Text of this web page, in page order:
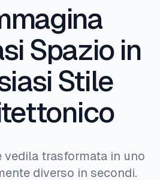
Spazio in
Stile
vedila trasformata in uno
diverso in secondi.